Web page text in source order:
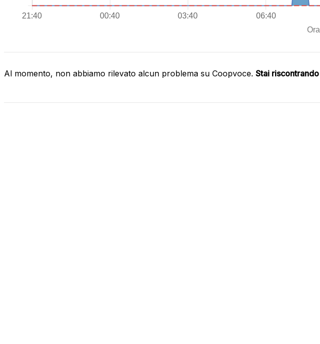
Al momento, non abbiamo rilevato alcun problema su Coopvoce. Stai